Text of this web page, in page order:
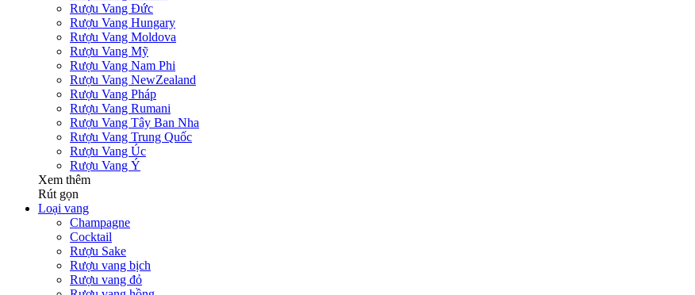
Rượu Vang Đức
Rượu Vang Hungary
Rượu Vang Moldova
Rượu Vang Mỹ
Rượu Vang Nam Phi
Rượu Vang NewZealand
Rượu Vang Pháp
Rượu Vang Rumani
Rượu Vang Tây Ban Nha
Rượu Vang Trung Quốc
Rượu Vang Úc
Rượu Vang Ý
Xem thêm
Rút gọn
Loại vang
Champagne
Cocktail
Rượu Sake
Rượu vang bịch
Rượu vang đỏ